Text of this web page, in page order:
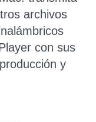
archivos
con sus
y